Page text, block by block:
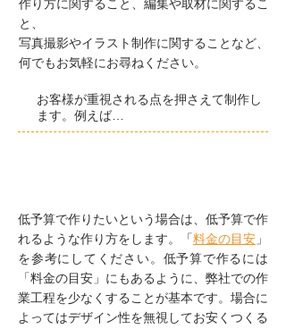
作り方に関すること、編集や取材に関するこ
と、
写真撮影やイラスト制作に関することなど、
何でもお気軽にお尋ねください。
お客様が重視される点を押さえて制作し
ます。例えば…
低予算で作りたいという場合は、低予算で作
れるような作り方をします。「料金の目安 」
を参考にしてください。低予算で作るには
「料金の目安」にもあるように、弊社での作
業工程を少なくすることが基本です。場合に
よってはデザイン性を無視してお安くつくる